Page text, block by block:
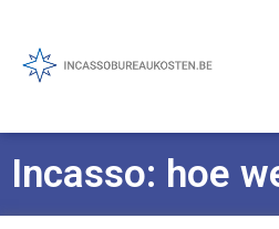
Incasso: hoe